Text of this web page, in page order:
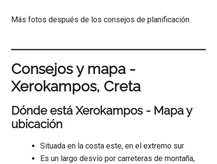
Más fotos después de los consejos de planificación.
Consejos y mapa -
Xerokampos, Creta
Dónde está Xerokampos - Mapa y
ubicación
Situada en la costa este, en el extremo sur
Es un largo desvío por carreteras de montaña,